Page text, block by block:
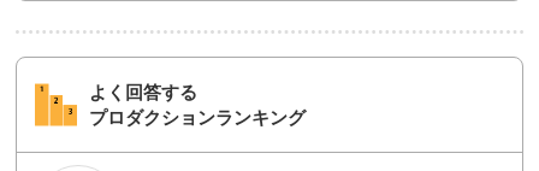
よく回答する
プロダクションランキング